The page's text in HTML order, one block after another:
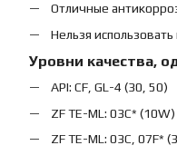
Отличные
Нельзя
Уровни качества,
API: CF, GL-4 (30, 50)
ZF TE-ML: 03C* (10W)
ZF TE-ML: 03C, 07F*